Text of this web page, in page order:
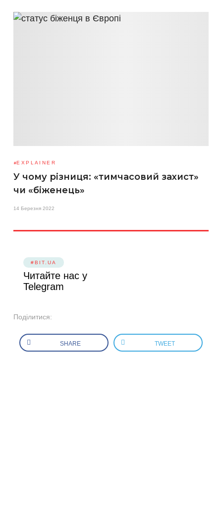
EXPLAINER
У чому різниця: «тимчасовий захист»
чи «біженець»
14 Березня 2022
#BIT.UA
Читайте нас у
Telegram
Поділитися:
SHARE TWEET